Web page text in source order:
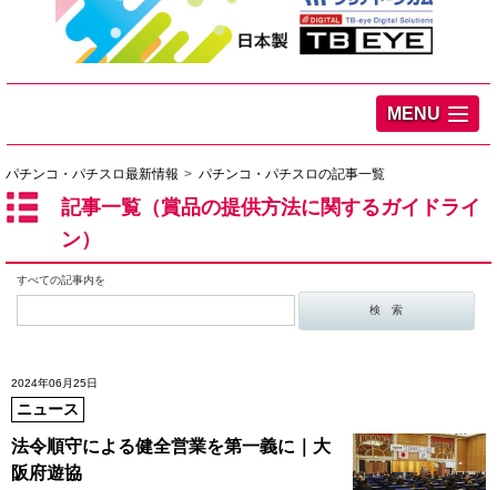
MENU
パチンコ・パチスロ最新情報 パチンコ・パチスロの記事一覧
記事一覧（賞品の提供方法に関するガイドライ
ン）
すべての記事内を
2024年06月25日
ニュース
法令順守による健全営業を第一義に｜大
阪府遊協